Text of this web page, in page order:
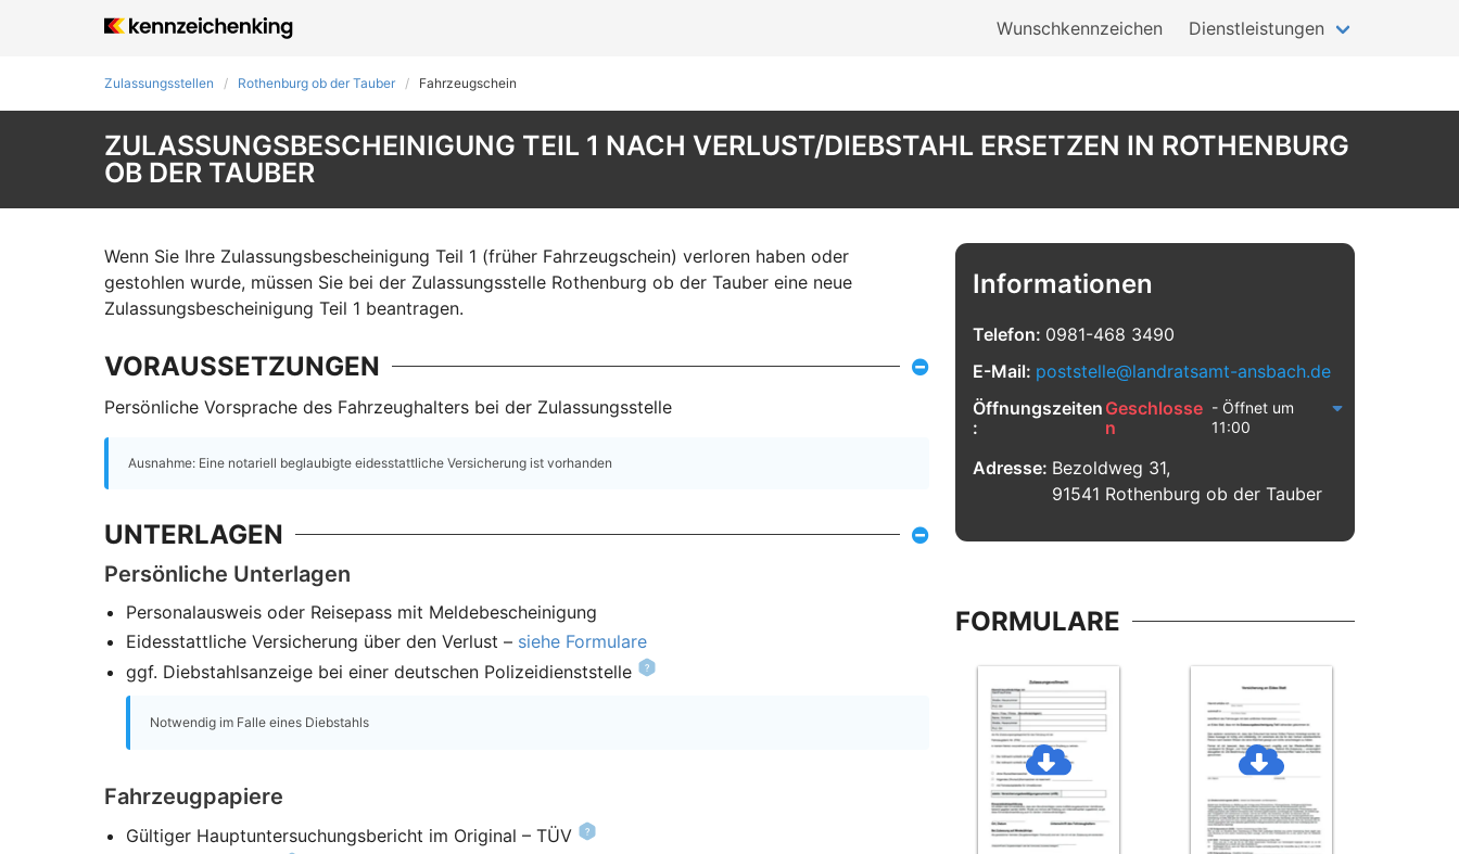
Wunschkennzeichen Dienstleistungen
Zulassungsstellen Rothenburg ob der Tauber Fahrzeugschein
ZULASSUNGSBESCHEINIGUNG TEIL 1 NACH VERLUST/DIEBSTAHL ERSETZEN IN ROTHENBURG
OB DER TAUBER
Wenn Sie Ihre Zulassungsbescheinigung Teil 1 (früher Fahrzeugschein) verloren haben oder
gestohlen wurde, müssen Sie bei der Zulassungsstelle Rothenburg ob der Tauber eine neue
Zulassungsbescheinigung Teil 1 beantragen.
VORAUSSETZUNGEN
Persönliche Vorsprache des Fahrzeughalters bei der Zulassungsstelle
Ausnahme: Eine notariell beglaubigte eidesstattliche Versicherung ist vorhanden
UNTERLAGEN
Persönliche Unterlagen
Personalausweis oder Reisepass mit Meldebescheinigung
Eidesstattliche Versicherung über den Verlust – siehe Formulare
ggf. Diebstahlsanzeige bei einer deutschen Polizeidienststelle
Notwendig im Falle eines Diebstahls
Fahrzeugpapiere
Gültiger Hauptuntersuchungsbericht im Original – TÜV
Informationen
Telefon: 0981-468 3490
E-Mail: poststelle@landratsamt-ansbach.de
Öffnungszeiten
:
Geschlosse
n
- Öffnet um
11:00
Adresse: Bezoldweg 31,
91541 Rothenburg ob der Tauber
FORMULARE